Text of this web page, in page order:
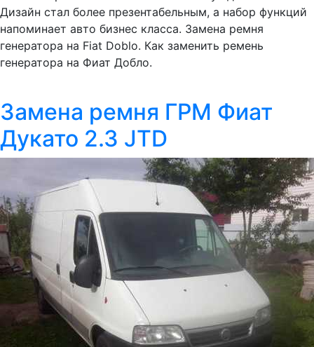
Дизайн стал более презентабельным, а набор функций
напоминает авто бизнес класса. Замена ремня
генератора на Fiat Doblo. Как заменить ремень
генератора на Фиат Добло.
Замена ремня ГРМ Фиат
Дукато 2.3 JTD